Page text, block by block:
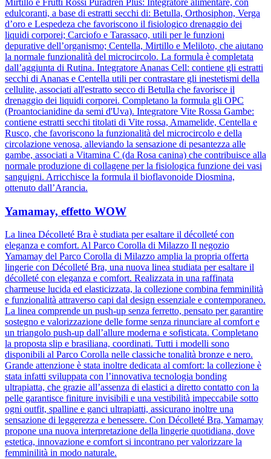
edulcoranti, a base di estratti secchi di: Betulla, Orthosiphon, Verga
d’oro e Lespedeza che favoriscono il fisiologico drenaggio dei
liquidi corporei; Carciofo e Tarassaco, utili per le funzioni
depurative dell’organismo; Centella, Mirtillo e Meliloto, che aiutano
la normale funzionalità del microcircolo. La formula è completata
dall’aggiunta di Rutina. Integratore Ananas Cell: contiene gli estratti
secchi di Ananas e Centella utili per contrastare gli inestetismi della
cellulite, associati all'estratto secco di Betulla che favorisce il
drenaggio dei liquidi corporei. Completano la formula gli OPC
(Proantocianidine da semi d'Uva). Integratore Vite Rossa Gambe:
contiene estratti secchi titolati di Vite rossa, Amamelide, Centella e
Rusco, che favoriscono la funzionalità del microcircolo e della
circolazione venosa, alleviando la sensazione di pesantezza alle
gambe, associati a Vitamina C (da Rosa canina) che contribuisce alla
normale produzione di collagene per la fisiologica funzione dei vasi
sanguigni. Arricchisce la formula il bioflavonoide Diosmina,
ottenuto dall’Arancia.
Yamamay, effetto WOW
La linea Décolleté Bra è studiata per esaltare il décolleté con
eleganza e comfort. Al Parco Corolla di Milazzo Il negozio
Yamamay del Parco Corolla di Milazzo amplia la propria offerta
lingerie con Décolleté Bra, una nuova linea studiata per esaltare il
décolleté con eleganza e comfort. Realizzata in una raffinata
charmeuse lucida ed elasticizzata, la collezione combina femminilità
e funzionalità attraverso capi dal design essenziale e contemporaneo.
La linea comprende un push-up senza ferretto, pensato per garantire
sostegno e valorizzazione delle forme senza rinunciare al comfort e
un triangolo push-up dall’allure moderna e sofisticata. Completano
la proposta slip e brasiliana, coordinati. Tutti i modelli sono
disponibili al Parco Corolla nelle classiche tonalità bronze e nero.
Grande attenzione è stata inoltre dedicata al comfort: la collezione è
stata infatti sviluppata con l’innovativa tecnologia bonding
ultrapiatta, che grazie all’assenza di elastici a diretto contatto con la
pelle garantisce finiture invisibili e una vestibilità impeccabile sotto
ogni outfit, spalline e ganci ultrapiatti, assicurano inoltre una
sensazione di leggerezza e benessere. Con Décolleté Bra, Yamamay
propone una nuova interpretazione della lingerie quotidiana, dove
estetica, innovazione e comfort si incontrano per valorizzare la
femminilità in modo naturale.